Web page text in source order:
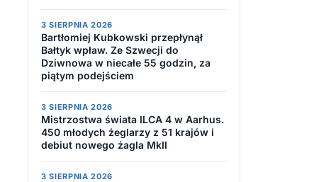
3 SIERPNIA 2026
Bartłomiej Kubkowski przepłynął
Bałtyk wpław. Ze Szwecji do
Dziwnowa w niecałe 55 godzin, za
piątym podejściem
3 SIERPNIA 2026
Mistrzostwa świata ILCA 4 w Aarhus.
450 młodych żeglarzy z 51 krajów i
debiut nowego żagla MkII
3 SIERPNIA 2026